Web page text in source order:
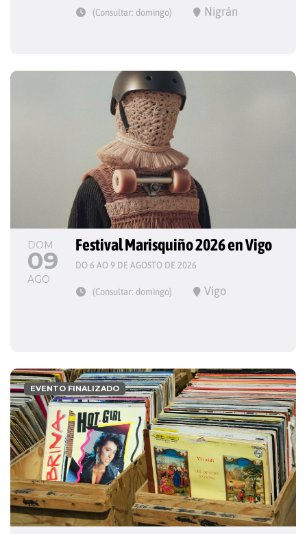
(Consultar: domingo) Nigrán
DOM
09
AGO
Festival Marisquiño 2026 en Vigo
DO 6 AO 9 DE AGOSTO DE 2026
(Consultar: domingo) Vigo
EVENTO FINALIZADO